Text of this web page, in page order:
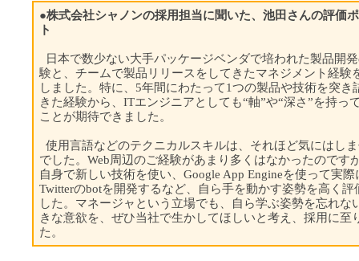
●株式会社シャノンの採用担当に聞いた、池田さんの評価
ト
日本で数少ない大手パッケージベンダで培われた製品開
験と、チームで製品リリースをしてきたマネジメント経験
しました。特に、5年間にわたって1つの製品や技術を突き
きた経験から、ITエンジニアとしても“軸”や“深さ”を持っ
ことが期待できました。
使用言語などのテクニカルスキルは、それほど気にはし
でした。Web周辺のご経験があまり多くはなかったのです
自身で新しい技術を使い、Google App Engineを使って実際
Twitterのbotを開発するなど、自ら手を動かす姿勢を高く評
した。マネージャという立場でも、自ら学ぶ姿勢を忘れな
きな意欲を、ぜひ当社で生かしてほしいと考え、採用に至
た。